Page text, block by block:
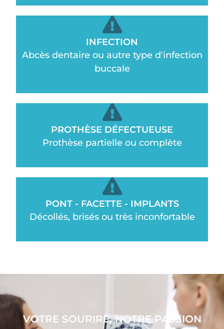
INFECTION
Abcès dentaire ou autre type d'infection
buccale
PROTHÈSE DÉFECTUEUSE
Prothèse partielle ou complète
PONT - FACETTE - IMPLANTS
Décollés, brisés ou très inconfortable
VOTRE SOURIRE, NOTRE PASSION